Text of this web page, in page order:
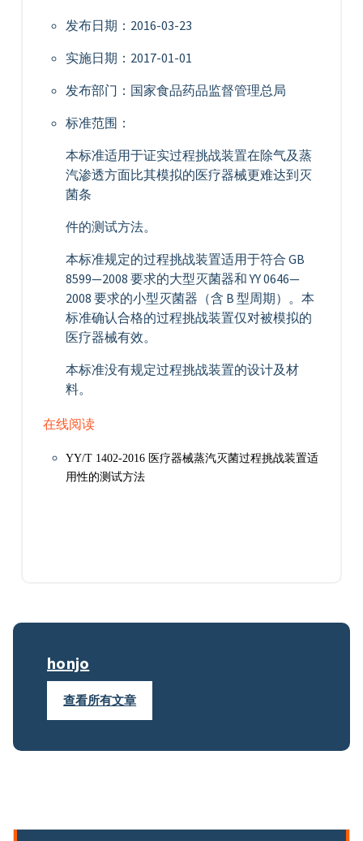
发布日期：2016-03-23
实施日期：2017-01-01
发布部门：国家食品药品监督管理总局
标准范围：
本标准适用于证实过程挑战装置在除气及蒸
汽渗透方面比其模拟的医疗器械更难达到灭
菌条
件的测试方法。
本标准规定的过程挑战装置适用于符合 GB
8599—2008 要求的大型灭菌器和 YY 0646—
2008 要求的小型灭菌器（含 B 型周期）。本
标准确认合格的过程挑战装置仅对被模拟的
医疗器械有效。
本标准没有规定过程挑战装置的设计及材
料。
在线阅读
YY/T 1402-2016 医疗器械蒸汽灭菌过程挑战装置适
用性的测试方法
honjo
查看所有文章